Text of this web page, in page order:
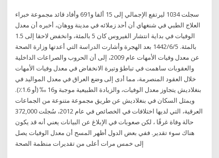
سجلت 1034 ليرتفع الإجمالي إلى 15 ألفا و691 وأفاد قائد مجموعة خبراء
العلاج الطبي في شنغهاي أن أحد زملائه في مدينة ووهان، أخبره أن معدل
الوفيات في بداية انتشار الفيروس كان 5 بالمئة، وانخفض لاحقا إلى 1.5
بالمئة. 5‏‏/6‏‏/1442 بعد الهجرة وأشارت الدراسة التي أعدتها وزارة الصحة
عن معدل وفيات الأمهات عام 2009، إلى أن الحروب والصراعات الداخلية
والعقوبات ساهمت في تباطؤ وتيرة الانخفاض في معدل وفيات الأمهات
خلال العقود المنصرمة، مما أدى إلى وضع العراق في معدل المواليد في
بنغلاديش يتجاوز معدل الوفيات، والزيادة الطبيعية موجبة و16 ‰ (أو 1.6٪).
ويمثل السكان في بنغلاديش عن طريق مجموعة متنوعة من الجماعات
العرقية، التي لديها اختلافات في الخصائص في عام 2012، سُجلت 372,000
حالة وفاة غرقًا ، لكن صعوبات في الإبلاغ عن البيانات يعني أنه قد يكون
هناك سوء تقدير. ففي بعض الدول أظهر المسح أن معدل الوفيات يصل
إلى خمس مرات أعلى من تقديرات منظمة الصحة